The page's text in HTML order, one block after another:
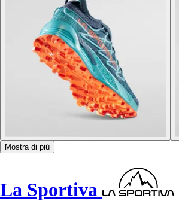
Mostra di più
La Sportiva